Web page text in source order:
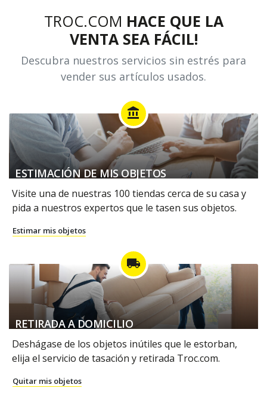
TROC.COM HACE QUE LA
VENTA SEA FÁCIL!
Descubra nuestros servicios sin estrés para
vender sus artículos usados.
account_balance
ESTIMACIÓN DE MIS OBJETOS
Visite una de nuestras 100 tiendas cerca de su casa y
pida a nuestros expertos que le tasen sus objetos.
Estimar mis objetos
local_shipping
RETIRADA A DOMICILIO
Deshágase de los objetos inútiles que le estorban,
elija el servicio de tasación y retirada Troc.com.
Quitar mis objetos